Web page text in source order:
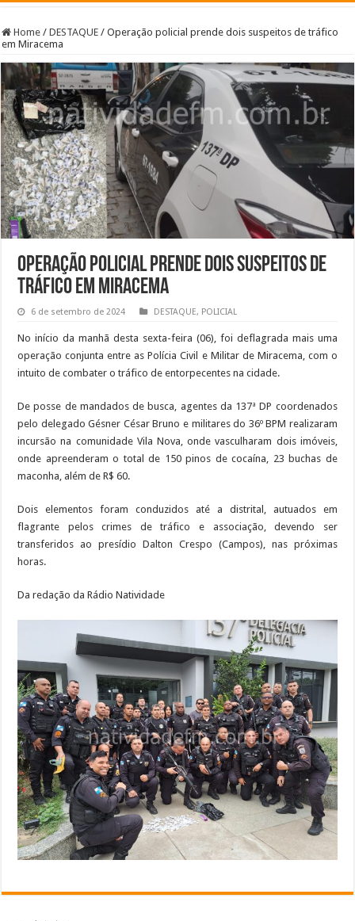
Home / DESTAQUE / Operação policial prende dois suspeitos de tráfico
em Miracema
Operação policial prende dois suspeitos de
tráfico em Miracema
6 de setembro de 2024 DESTAQUE, POLICIAL
No início da manhã desta sexta-feira (06), foi deflagrada mais uma
operação conjunta entre as Polícia Civil e Militar de Miracema, com o
intuito de combater o tráfico de entorpecentes na cidade.
De posse de mandados de busca, agentes da 137ª DP coordenados
pelo delegado Gésner César Bruno e militares do 36º BPM realizaram
incursão na comunidade Vila Nova, onde vasculharam dois imóveis,
onde apreenderam o total de 150 pinos de cocaína, 23 buchas de
maconha, além de R$ 60.
Dois elementos foram conduzidos até a distrital, autuados em
flagrante pelos crimes de tráfico e associação, devendo ser
transferidos ao presídio Dalton Crespo (Campos), nas próximas
horas.
Da redação da Rádio Natividade